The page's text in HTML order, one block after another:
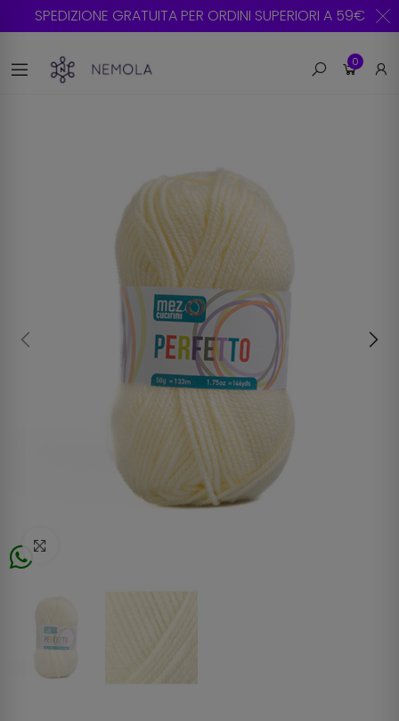
SPEDIZIONE GRATUITA PER ORDINI SUPERIORI A 59€
0